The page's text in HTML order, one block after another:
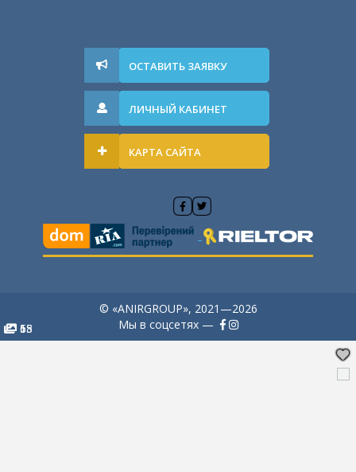
6
6
5
15
18
ОСТАВИТЬ ЗАЯВКУ
ЛИЧНЫЙ КАБИНЕТ
КАРТА САЙТА
© «ANIRGROUP», 2021—2026
Мы в соцсетях —